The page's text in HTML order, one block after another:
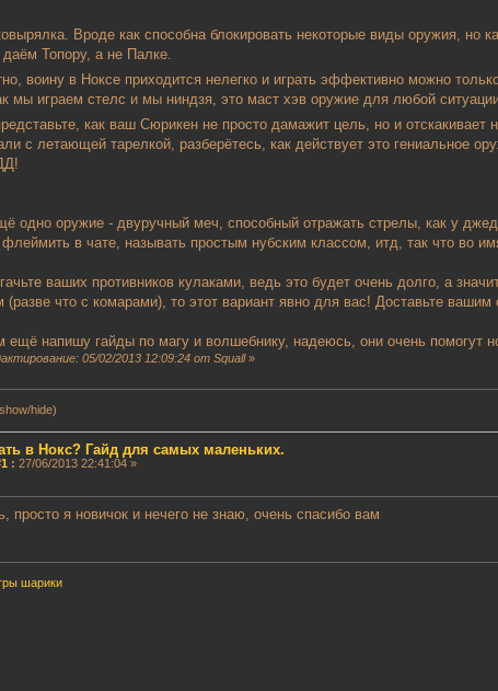
Вроде как способна блокировать некоторые виды оружия, но
даём Топору, а не Палке.
воину в Ноксе приходится нелегко и играть эффективно можно
мы играем стелс и мы ниндзя, это маст хэв оружие для любой
как ваш Сюрикен не просто дамажит цель, но и
с летающей тарелкой, разберётесь, как действует это гениальное
одно оружие - двуручный меч, способный отражать стрелы, как у
в чате, называть простым нубским классом, итд, так что во
ваших противников кулаками, ведь это будет очень долго, а
(разве что с комарами), то этот вариант явно для вас! Доставьте вашим
ещё напишу гайды по магу и волшебнику, надеюсь, они очень помогут
05/02/2013 12:09:24 от Squall»
hide)
в Нокс? Гайд для самых маленьких.
: 27/06/2013 22:41:04 »
просто я новичок и нечего не знаю, очень спасибо вам
шарики